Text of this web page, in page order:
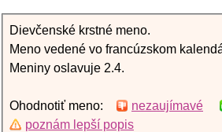
Dievčenské krstné meno.
Meno vedené vo francúzskom
Meniny oslavuje 2.4.
Ohodnotiť meno: nezaujímavé
poznám lepší popis